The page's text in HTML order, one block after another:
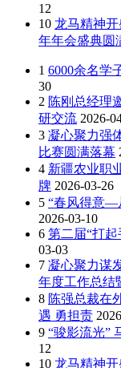
12
10 龙马精神
年年会盛典圆
1 6000余名学
30
2 陈刚总经理
研交流 2026-
3 凝心聚力强
比赛圆满落幕
4 新疆农业职
牌 2026-03-26
5 “春风得意—
2026-03-10
6 第二届“打
03-03
7 凝心聚力谋
年度工作总结
8 陈强总裁在
遇 勇担责
9 “骏影流光”
12
10 龙马精神